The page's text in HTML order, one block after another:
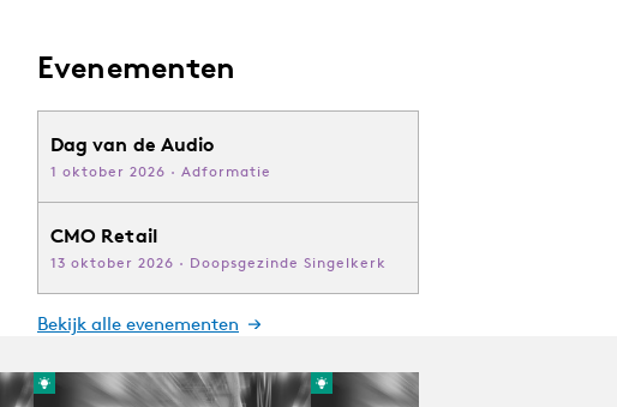
Evenementen
Dag van de Audio
1 oktober 2026 · Adformatie
CMO Retail
13 oktober 2026 · Doopsgezinde Singelkerk
Bekijk alle evenementen